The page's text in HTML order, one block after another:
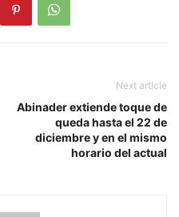
Next article
Abinader extiende toque de
queda hasta el 22 de
diciembre y en el mismo
horario del actual